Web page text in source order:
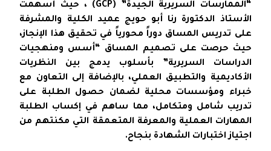
“الممارسات السريرية الجيدة” (GCP) ، حيث أسهمت
الأستاذ الدكتورة رنا أبو حويج عميد الكلية والمشرفة
على تدريس المساق دوراً محورياً في تحقيق هذا الإنجاز،
حيث حرصت على تصميم المساق “أسس ومنهجيات
الدراسات السريرية” بأسلوب يدمج بين النظريات
الأكاديمية والتطبيق العملي، بالإضافة إلى التعاون مع
خبراء ومؤسسات محلية لضمان حصول الطلبة على
تدريب شامل ومتكامل، مما ساهم في إكساب الطلبة
المهارات العملية والمعرفة المتعمقة التي مكنتهم من
اجتياز اختبارات الشهادة بنجاح.